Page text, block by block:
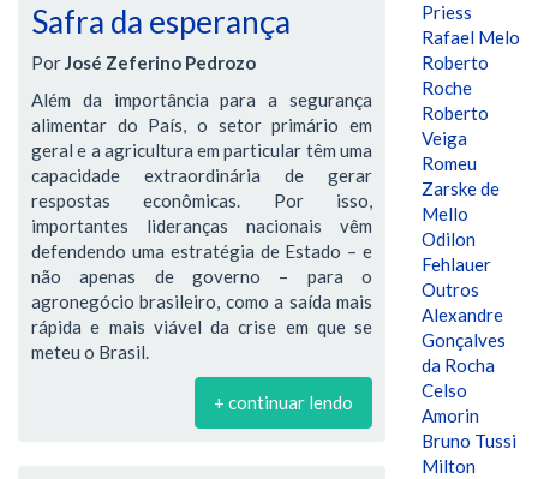
Safra da esperança
PorJosé Zeferino Pedrozo
Além da importância para a segurança
alimentar do País, o setor primário em
geral e a agricultura em particular têm uma
capacidade extraordinária de gerar
respostas econômicas. Por isso,
importantes lideranças nacionais vêm
defendendo uma estratégia de Estado – e
não apenas de governo – para o
agronegócio brasileiro, como a saída mais
rápida e mais viável da crise em que se
meteu o Brasil.
+ continuar lendo
Priess
Rafael Melo
Roberto
Roche
Roberto
Veiga
Romeu
Zarske de
Mello
Odilon
Fehlauer
Outros
Alexandre
Gonçalves
da Rocha
Celso
Amorin
Bruno Tussi
Milton